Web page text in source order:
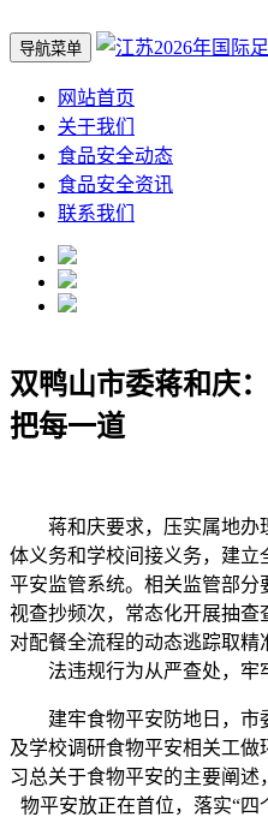
导航菜单
网站首页
关于我们
食品安全动态
食品安全资讯
联系我们
双鸭山市委蒋和庆
把每一道
蒋和庆要求，压实属地办
体义务和学校间接义务，建
平安监管系统。相关监管部
视查抄频次，常态化开展抽
对配餐全流程的动态逃踪取
法违规行为从严查处，牢
建牢食物平安防地日，市
及学校调研食物平安相关工
习总关于食物平安的主要阐
物平安放正在首位，落实“四